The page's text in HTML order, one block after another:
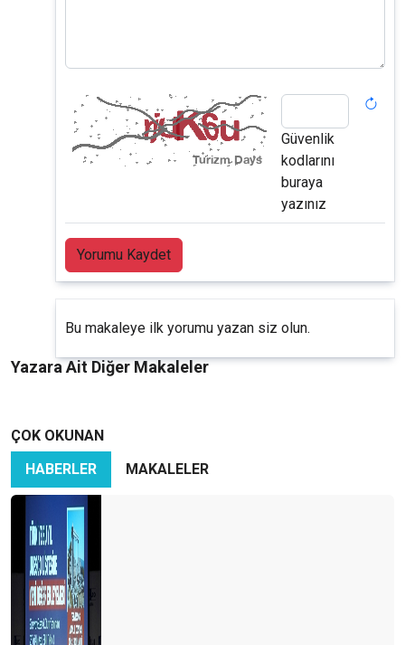
Güvenlik
kodlarını
buraya
yazınız
Yorumu Kaydet
Bu makaleye ilk yorumu yazan siz olun.
Yazara Ait Diğer Makaleler
ÇOK OKUNAN
HABERLER
MAKALELER